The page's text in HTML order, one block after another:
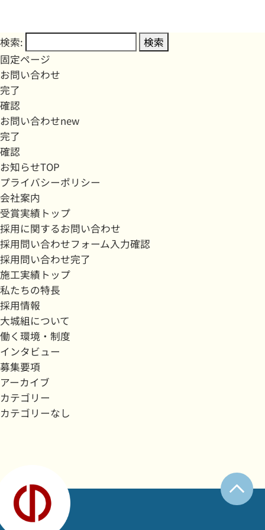
検索:
固定ページ
お問い合わせ
完了
確認
お問い合わせnew
完了
確認
お知らせTOP
プライバシーポリシー
会社案内
受賞実績トップ
採用に関するお問い合わせ
採用問い合わせフォーム入力確認
採用問い合わせ完了
施工実績トップ
私たちの特長
採用情報
大城組について
働く環境・制度
インタビュー
募集要項
アーカイブ
カテゴリー
カテゴリーなし